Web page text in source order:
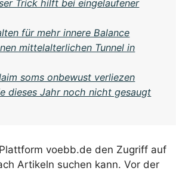
Trick hilft bei eingelaufener
für mehr innere Balance
mittelalterlichen Tunnel in
soms onbewust verliezen
dieses Jahr noch nicht gesaugt
voebb.de den Zugriff auf
Artikeln suchen kann. Vor der